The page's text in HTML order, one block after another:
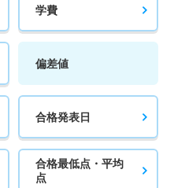
学費
偏差値
合格発表日
合格最低点・平均
点